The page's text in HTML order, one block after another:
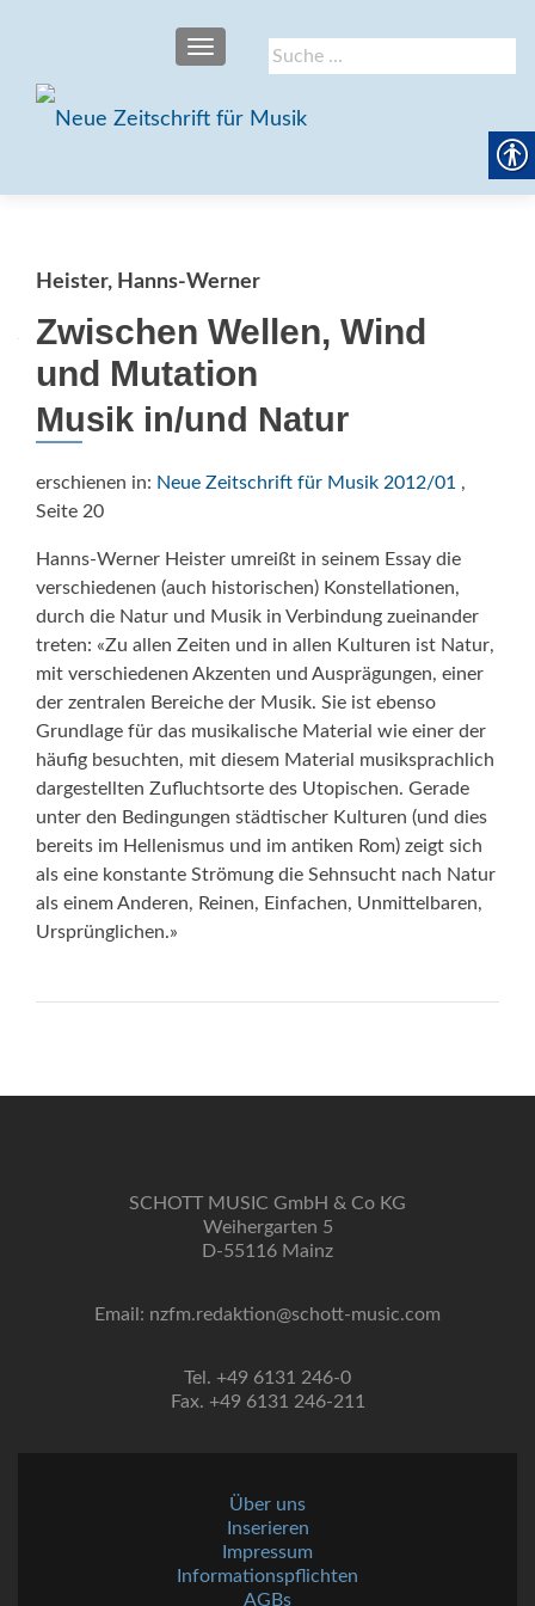
Suche
nach:
SCHALTE NAVIGATION
Heister, Hanns-Werner
Zwischen Wellen, Wind
und Mutation
Musik in/und Natur
erschienen in: Neue Zeitschrift für Musik 2012/01 ,
Seite 20
Hanns-Werner Heister umreißt in seinem Essay die
verschiedenen (auch historischen) Konstellationen,
durch die Natur und Musik in Verbindung zueinander
treten: «Zu allen Zeiten und in allen Kulturen ist Natur,
mit verschiedenen Akzenten und Ausprägungen, einer
der zentralen Bereiche der Musik. Sie ist ebenso
Grundlage für das musikalische Material wie einer der
häufig besuchten, mit diesem Material musiksprachlich
dargestellten Zufluchtsorte des Utopischen. Gerade
unter den Bedingungen städtischer Kulturen (und dies
bereits im Hellenismus und im antiken Rom) zeigt sich
als eine konstante Strömung die Sehnsucht nach Natur
als einem Anderen, Reinen, Einfachen, Unmittelbaren,
Ursprünglichen.»
SCHOTT MUSIC GmbH & Co KG
Weihergarten 5
D-55116 Mainz
Email: nzfm.redaktion@schott-music.com
Tel. +49 6131 246-0
Fax. +49 6131 246-211
Über uns
Inserieren
Impressum
Informationspflichten
AGBs